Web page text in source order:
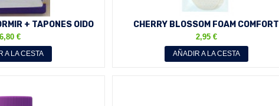
+ TAPONES OIDO
TRAVEL
6,80 €
A LA CESTA
CHERRY BLOSSOM FOAM COMFORT
PLANTILLAS PIES UNITALLA
2,95 €
AÑADIR A LA CESTA